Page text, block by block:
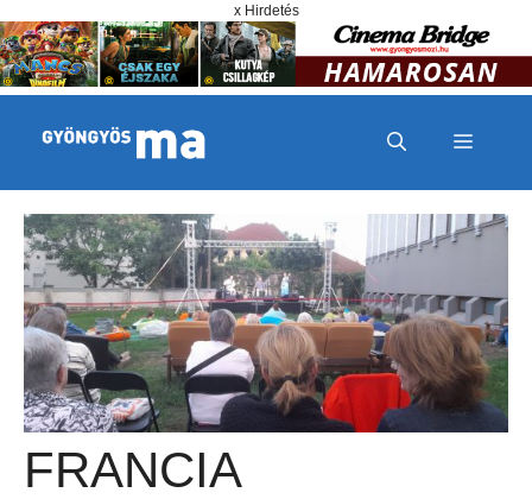
x Hirdetés
MENÜ
FRANCIA